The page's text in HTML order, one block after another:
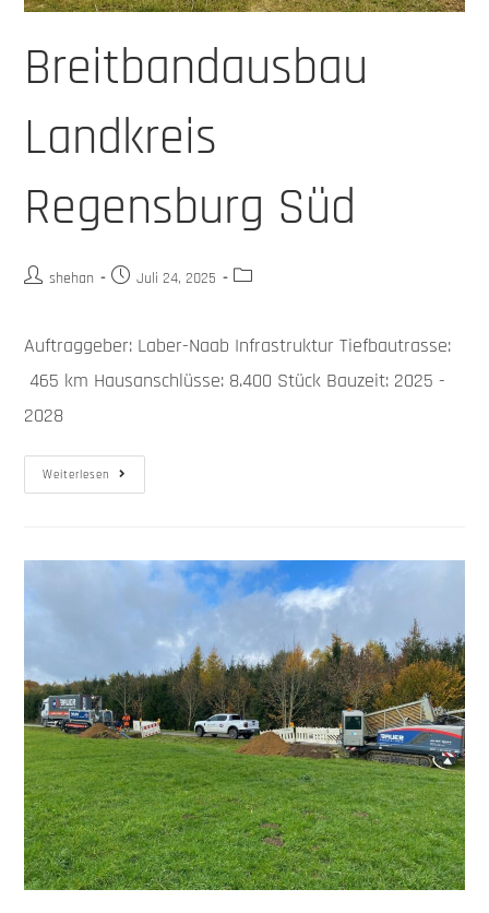
Breitbandausbau
Landkreis
Regensburg Süd
shehan Juli 24, 2025
Auftraggeber: Laber-Naab Infrastruktur Tiefbautrasse:
465 km Hausanschlüsse: 8.400 Stück Bauzeit: 2025 -
2028
Weiterlesen